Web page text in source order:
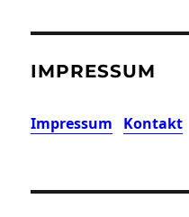
IMPRESSUM
Impressum Kontakt